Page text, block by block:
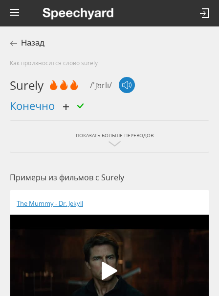
Назад
Как произносится слово surely
Surely /'ʃʊrli/
конечно
ПОКАЗАТЬ БОЛЬШЕ ПЕРЕВОДОВ
Примеры из фильмов c Surely
The Mummy - Dr. Jekyll